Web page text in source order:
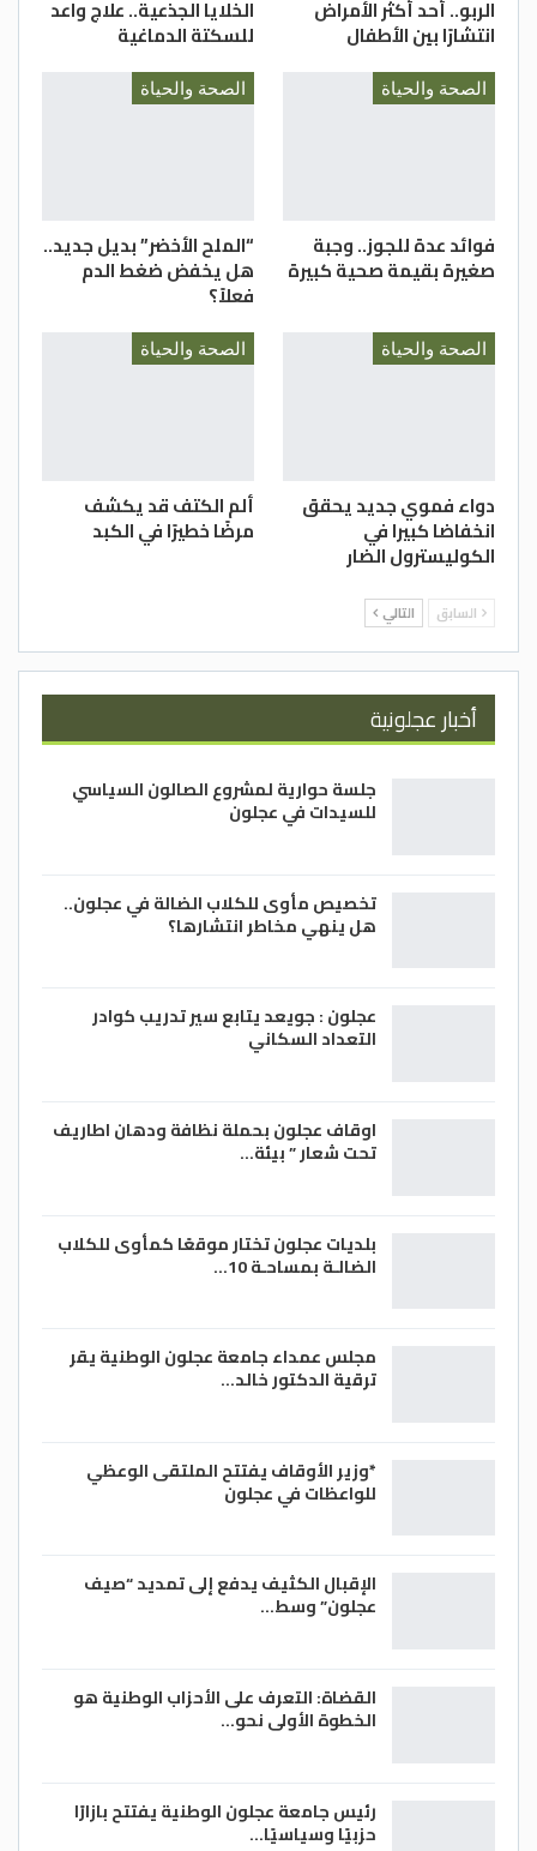
الربو.. أحد أكثر الأمراض
انتشارًا بين الأطفال
الخلايا الجذعية.. علاج واعد
للسكتة الدماغية
الصحة والحياة
فوائد عدة للجوز.. وجبة
صغيرة بقيمة صحية كبيرة
الصحة والحياة
“الملح الأخضر” بديل جديد..
هل يخفض ضغط الدم
فعلاً؟
الصحة والحياة
دواء فموي جديد يحقق
انخفاضا كبيرا في
الكوليسترول الضار
الصحة والحياة
ألم الكتف قد يكشف
مرضًا خطيرًا في الكبد
السابق التالي
أخبار عجلونية
جلسة حوارية لمشروع الصالون السياسي
للسيدات في عجلون
تخصيص مأوى للكلاب الضالة في عجلون..
هل ينهي مخاطر انتشارها؟
عجلون : جويعد يتابع سير تدريب كوادر
التعداد السكاني
اوقاف عجلون بحملة نظافة ودهان اطاريف
تحت شعار ” بيئة…
بلديات عجلون تختار موقعًا كمأوى للكلاب
الضالـة بمساحـة 10…
مجلس عمداء جامعة عجلون الوطنية يقر
ترقية الدكتور خالد…
*وزير الأوقاف يفتتح الملتقى الوعظي
للواعظات في عجلون
الإقبال الكثيف يدفع إلى تمديد “صيف
عجلون” وسط…
القضاة: التعرف على الأحزاب الوطنية هو
الخطوة الأولى نحو…
رئيس جامعة عجلون الوطنية يفتتح بازارًا
حزبيًا وسياسيًا…